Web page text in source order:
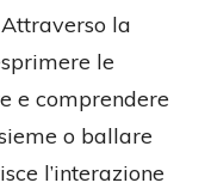
la
le
e comprendere
o ballare
l’interazione